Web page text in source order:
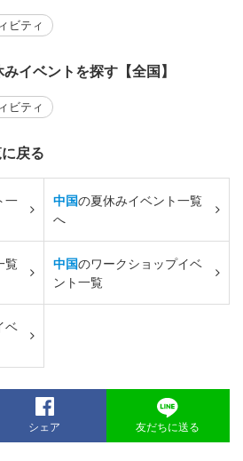
ビティ
イベントを探す【全国】
ビティ
戻る
一
中国の夏休みイベント一覧
へ
覧
中国のワークショップイベ
ント一覧
ベ
シェア 友だちに送る